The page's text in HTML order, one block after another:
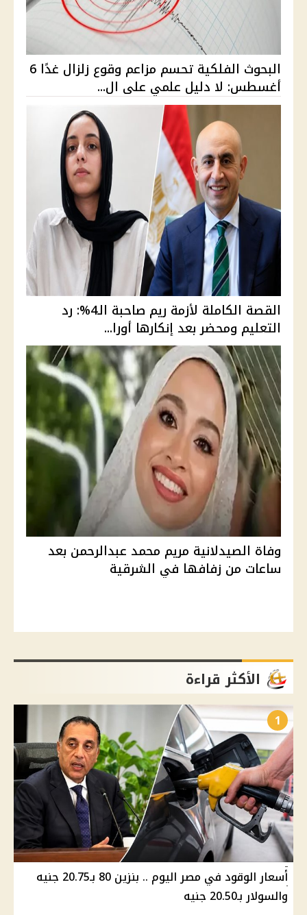
البحوث الفلكية تحسم مزاعم وقوع زلزال غدًا 6
أغسطس: لا دليل علمي على ال...
القصة الكاملة لأزمة ريم صاحبة الـ4%: رد
التعليم ومحضر بعد إنكارها أورا...
وفاة الصيدلانية مريم محمد عبدالرحمن بعد
ساعات من زفافها في الشرقية
الأكثر قراءة
1
أسعار الوقود في مصر اليوم .. بنزين 80 بـ20.75 جنيه
والسولار بـ20.50 جنيه